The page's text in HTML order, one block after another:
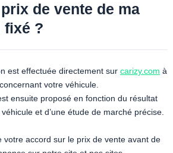
de vente de ma
fixé ?
est effectuée directement sur carizy.com à
votre véhicule.
ensuite proposé en fonction du résultat
et d’une étude de marché précise.
votre accord sur le prix de vente avant de